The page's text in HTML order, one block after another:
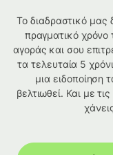
Το διαδραστικό μας
πραγματικό χρόνο
αγοράς και σου
τα τελευταία 5
μια ειδοποίηση
βελτιωθεί. Και με